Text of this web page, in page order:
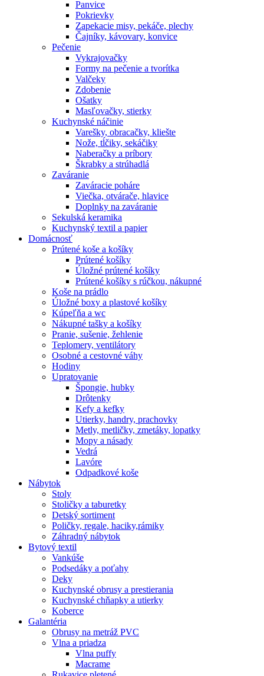
Panvice
Pokrievky
Zapekacie misy, pekáče, plechy
Čajníky, kávovary, konvice
Pečenie
Vykrajovačky
Formy na pečenie a tvorítka
Valčeky
Zdobenie
Ošatky
Masľovačky, stierky
Kuchynské náčinie
Varešky, obracačky, kliešte
Nože, tĺčiky, sekáčiky
Naberačky a príbory
Škrabky a strúhadlá
Zaváranie
Zaváracie poháre
Viečka, otvárače, hlavice
Doplnky na zaváranie
Sekulská keramika
Kuchynský textil a papier
Domácnosť
Prútené koše a košíky
Prútené košíky
Úložné prútené košíky
Prútené košíky s rúčkou, nákupné
Koše na prádlo
Úložné boxy a plastové košíky
Kúpeľňa a wc
Nákupné tašky a košíky
Pranie, sušenie, žehlenie
Teplomery, ventilátory
Osobné a cestovné váhy
Hodiny
Upratovanie
Špongie, hubky
Drôtenky
Kefy a kefky
Utierky, handry, prachovky
Metly, metličky, zmetáky, lopatky
Mopy a násady
Vedrá
Lavóre
Odpadkové koše
Nábytok
Stoly
Stoličky a taburetky
Detský sortiment
Poličky, regale, haciky,rámiky
Záhradný nábytok
Bytový textil
Vankúše
Podsedáky a poťahy
Deky
Kuchynské obrusy a prestierania
Kuchynské chňapky a utierky
Koberce
Galantéria
Obrusy na metráž PVC
Vlna a priadza
Vlna puffy
Macrame